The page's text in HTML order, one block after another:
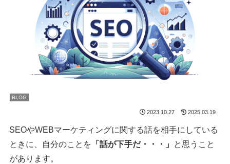
BLOG
2023.10.27 2025.03.19
SEOやWEBマーケティングに関する話を相手にしている
ときに、自分のことを 「話が下手だ・・・」
と思うこと
があります。